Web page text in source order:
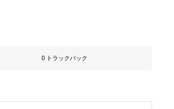
0 トラックバック